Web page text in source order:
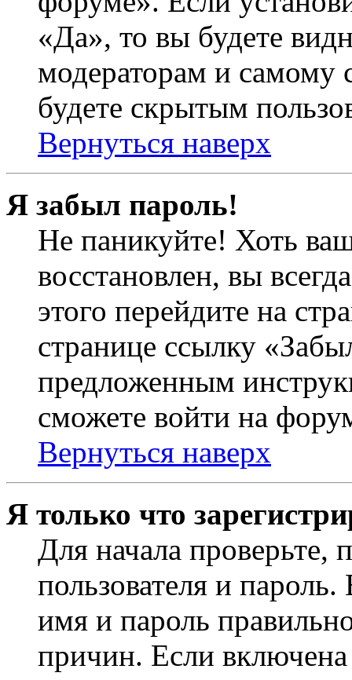
«Да», то вы будете
модераторам и самому
будете скрытым
Вернуться наверх
Я забыл пароль!
Не паникуйте! Хоть
восстановлен, вы
этого перейдите на
странице ссылку
предложенным
сможете войти на
Вернуться наверх
Я только что
Для начала проверьте,
пользователя и
имя и пароль
причин. Если